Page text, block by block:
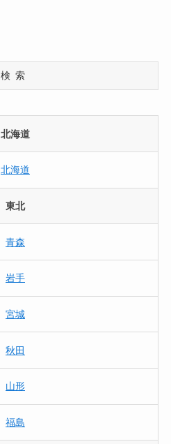
検索
北海道
北海道
東北
青森
岩手
宮城
秋田
山形
福島